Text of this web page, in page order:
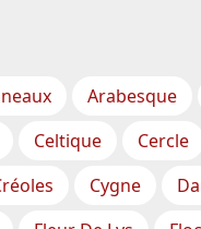
Arabesque
Celtique Cercle
Cygne